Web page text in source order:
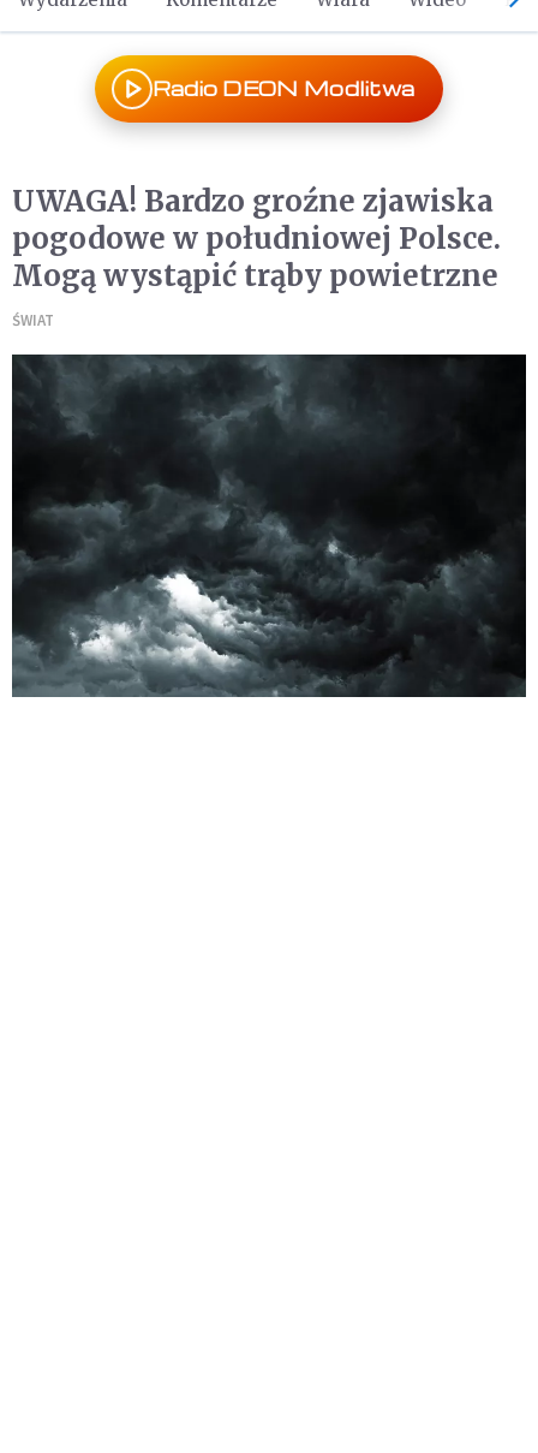
Radio DEON Modlitwa
UWAGA! Bardzo groźne zjawiska
pogodowe w południowej Polsce.
Mogą wystąpić trąby powietrzne
ŚWIAT